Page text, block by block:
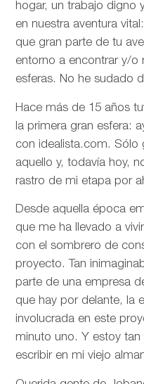
hogar, un trabajo digno
en nuestra aventura
que gran parte de tu
entorno a encontrar y/o
esferas. No he sudado
Hace más de 15 años
la primera gran esfera:
con idealista.com.
aquello y, todavía hoy,
rastro de mi etapa por
Desde aquella época
que me ha llevado a
con el sombrero de
proyecto. Tan
parte de una empresa
que hay por delante, la
involucrada en este
minuto uno. Y estoy
escribir en mi viejo